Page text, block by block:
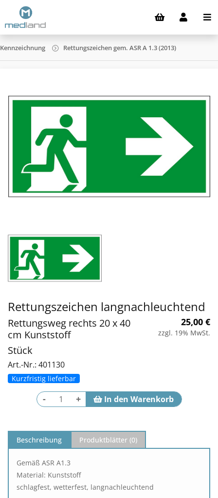
Kennzeichnung Rettungszeichen gem. ASR A 1.3 (2013)
Rettungszeichen langnachleuchtend
Rettungsweg rechts 20 x 40
cm Kunststoff
Stück
Art.-Nr.: 401130
Kurzfristig lieferbar
25,00 €
zzgl. 19% MwSt.
- +
Beschreibung Produktblätter (0)
Gemäß ASR A1.3
Material: Kunststoff
schlagfest, wetterfest, langnachleuchtend